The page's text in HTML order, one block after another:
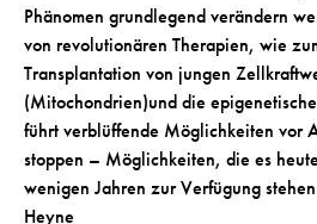
Phänomen grundlegend verändern
von revolutionären Therapien, wie
Transplantation von jungen
(Mitochondrien)und die
führt verblüffende Möglichkeiten vor
stoppen – Möglichkeiten, die es
wenigen Jahren zur Verfügung
Heyne